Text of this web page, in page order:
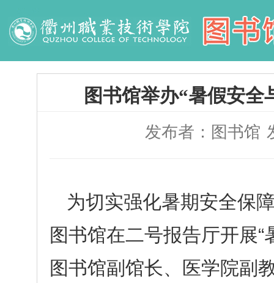
图书馆举办“暑假安
发布者：图书馆
为切实强化暑期安全保
图书馆在二号报告厅开展
图书馆副馆长、医学院副